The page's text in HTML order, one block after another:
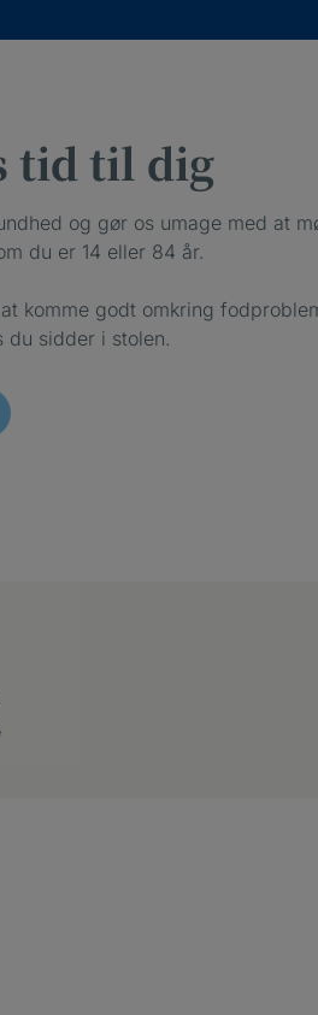
tid til dig
og gør os umage med at
du er 14 eller 84 år.
komme godt omkring
du sidder i stolen.